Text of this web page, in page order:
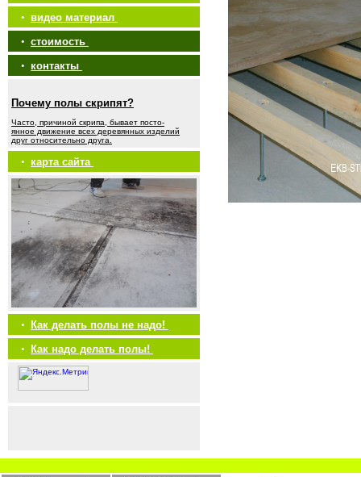
• видео материал
• стоимость
• контакты
Почему полы скрипят?
Часто, причиной скрипа, бывает посто-
янное движение всех деревянных изделий
друг относительно друга.
• карта сайта
•
Как делать полы не надо!
•
Как надо делать полы!